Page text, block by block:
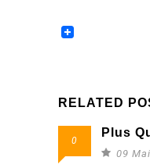
RELATED
0
Plus
09